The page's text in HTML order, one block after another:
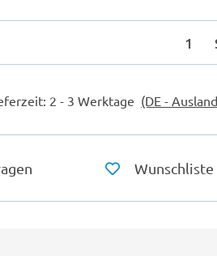
2 - 3 Werktage (DE -
Wunschliste